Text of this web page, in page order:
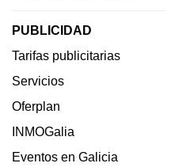
PUBLICIDAD
Tarifas publicitarias
Servicios
Oferplan
INMOGalia
Eventos en Galicia